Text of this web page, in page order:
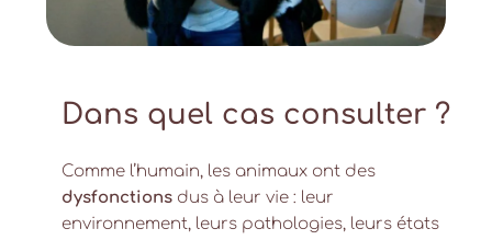
Dans quel cas consulter ?
Comme l’humain, les animaux ont des
dysfonctions dus à leur vie : leur
environnement, leurs pathologies, leurs états